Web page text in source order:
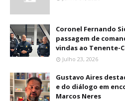
Coronel Fernando
passagem de
vindas ao Tenente-
Julho 23, 2026
Gustavo Aires
e do diálogo em
Marcos Neres